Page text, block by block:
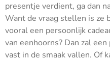
presentje verdient, ga dan
Want de vraag stellen is ze
vooral een persoonlijk
van eenhoorns? Dan zal
vast in de smaak vallen. Of